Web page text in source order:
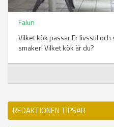
Falun
Vilket kök passar Er livsstil
smaker! Vilket kök är du?
REDAKTIONEN TIPSAR